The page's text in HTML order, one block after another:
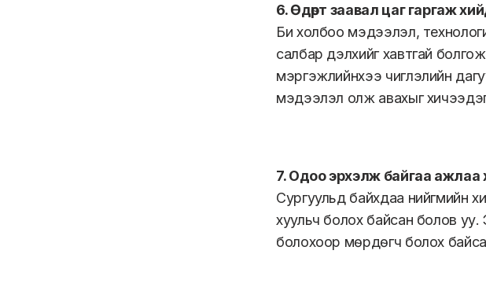
6. Өдөрт заавал цаг гаргаж
Би холбоо мэдээлэл,
салбар дэлхийг хавтгай
мэргэжлийнхээ чиглэлийн
мэдээлэл олж авахыг
7. Одоо эрхэлж байгаа ажлаа
Сургуульд байхдаа нийгмийн
хуульч болох байсан болов
болохоор мөрдөгч болох